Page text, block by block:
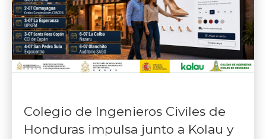
Colegio de Ingenieros Civiles de
Honduras impulsa junto a Kolau y